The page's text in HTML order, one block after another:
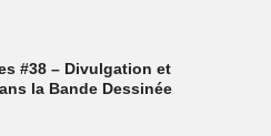
#38 – Divulgation et
la Bande Dessinée